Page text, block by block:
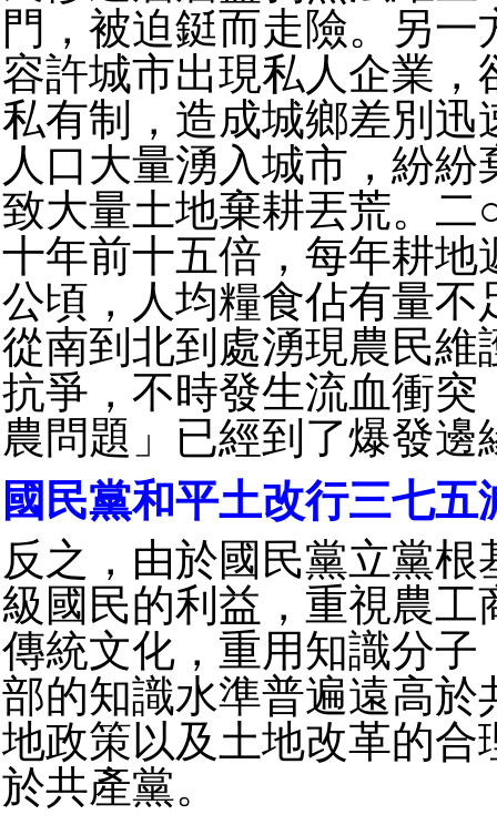
門，被迫鋌而走險。另一
容許城市出現私人企業，
私有制，造成城鄉差別迅
人口大量湧入城市，紛紛
致大量土地棄耕丟荒。二
十年前十五倍，每年耕地
公頃，人均糧食佔有量不
從南到北到處湧現農民維
抗爭，不時發生流血衝突
農問題」已經到了爆發邊
國民黨和平土改行三七五
反之，由於國民黨立黨根
級國民的利益，重視農工
傳統文化，重用知識分子
部的知識水準普遍遠高於
地政策以及土地改革的合
於共產黨。